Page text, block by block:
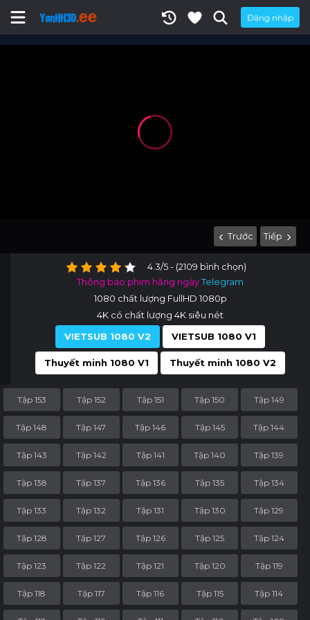
Đăng nhập
Trước Tiếp
4.3/5 - (2109 bình chọn)
Thông báo phim hằng ngàyTelegram
1080 chất lượng FullHD 1080p
4K có chất lượng 4K siêu nét
VIETSUB 1080 V2
VIETSUB 1080 V1
Thuyết minh 1080 V1 Thuyết minh 1080 V2
Tập 153 Tập 152 Tập 151 Tập 150 Tập 149
Tập 148 Tập 147 Tập 146 Tập 145 Tập 144
Tập 143 Tập 142 Tập 141 Tập 140 Tập 139
Tập 138 Tập 137 Tập 136 Tập 135 Tập 134
Tập 133 Tập 132 Tập 131 Tập 130 Tập 129
Tập 128 Tập 127 Tập 126 Tập 125 Tập 124
Tập 123 Tập 122 Tập 121 Tập 120 Tập 119
Tập 118 Tập 117 Tập 116 Tập 115 Tập 114